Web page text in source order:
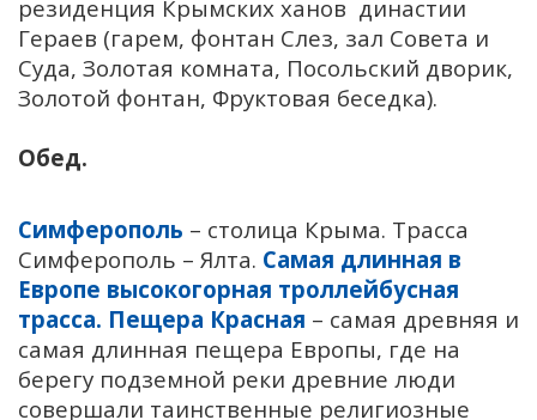
резиденция Крымских ханов династии
Гераев (гарем, фонтан Слез, зал Совета и
Суда, Золотая комната, Посольский дворик,
Золотой фонтан, Фруктовая беседка).
Обед.
Симферополь – столица Крыма. Трасса
Симферополь – Ялта. Самая длинная в
Европе высокогорная троллейбусная
трасса. Пещера Красная – самая древняя и
самая длинная пещера Европы, где на
берегу подземной реки древние люди
совершали таинственные религиозные